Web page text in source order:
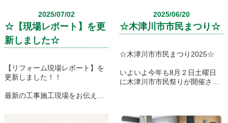
2025/07/02
☆【現場レポート】を更
新しました☆
【リフォーム現場レポート】を
更新しました！！
最新の工事施工現場をお伝えし
2025/06/20
☆木津川市市民まつり☆
☆木津川市市民まつり2025☆
いよいよ今年も8月２日土曜日
に木津川市市民祭りが開催され